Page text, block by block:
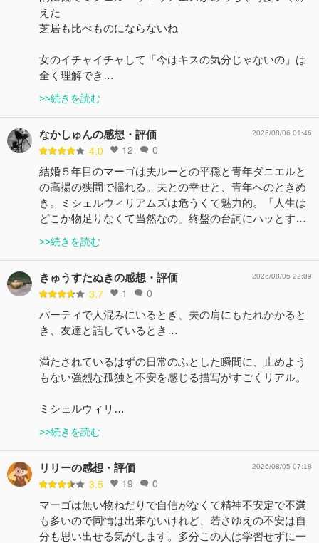
えた
芝居も比べものにならないね
女のイチャイチャして「今はキスの気分じゃないの」は
全く理解でき…
>>続きを読む
なかしゅんの感想・評価
4.0 12 0
2026/08/06 01:46
結婚５年目のマーゴは夫ルーとの平穏と青年ダニエルと
の高揚の狭間で揺れる。夫との幸せと、青年へのときめ
き。ミシェルウィリアムズは危うくて魅力的。「人生は
どこか物足りなくて当然なの」終盤の台詞にハッとす…
>>続きを読む
きゅうすたぬきの感想・評価
3.7 1 0
2026/08/05 22:09
パーティで人混みにいるとき、夫の肩にもたれかかると
き、友達と話しているとき…
満たされているはずの日常のふとした瞬間に、止めよう
もない強烈な孤独と不安を感じる描写がすごくリアル。
ミシェルウィリ…
>>続きを読む
リリーの感想・評価
3.5 19 0
2026/08/05 07:18
マーゴは無い物ねだりで自信がなくて精神不安定で不満
も多いので同情は出来ないけれど、若さゆえの不安は自
分も思い出せる気がします。多分この人は学習せずに一